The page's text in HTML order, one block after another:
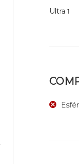
Ultra 1